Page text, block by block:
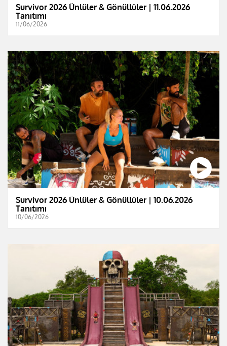
Survivor 2026 Ünlüler & Gönüllüler | 11.06.2026
Tanıtımı
11/06/2026
Survivor 2026 Ünlüler & Gönüllüler | 10.06.2026
Tanıtımı
10/06/2026